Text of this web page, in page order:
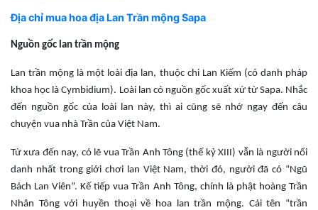
Địa chỉ mua hoa địa Lan Trần mộng Sapa
Nguồn gốc lan trần mộng
Lan trần mộng là một loài địa lan, thuộc chi Lan Kiếm (có danh pháp
khoa học là Cymbidium). Loài lan có nguồn gốc xuất xứ từ Sapa. Nhắc
đến nguồn gốc của loài lan này, thì ai cũng sẽ nhớ ngay đến câu
chuyện vua nhà Trần của Việt Nam.
Từ xưa đến nay, có lẽ vua Trần Anh Tông (thế kỷ XIII) vẫn là người nổi
danh nhất trong giới chơi lan Việt Nam, thời đó, người đã có “Ngũ
Bách Lan Viên”. Kế tiếp vua Trần Anh Tông, chính là phật hoàng Trần
Nhân Tông với huyền thoại về hoa lan trần mộng. Cái tên “trần